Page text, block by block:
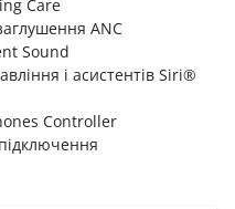
Care
ANC
Sound
і асистентів Siri®
Controller